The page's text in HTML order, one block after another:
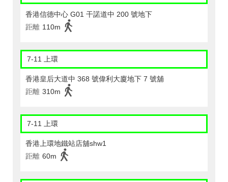
香港信德中心 G01 干諾道中 200 號地下
距離 110m
7-11 上環
香港皇后大道中 368 號偉利大廈地下 7 號舖
距離 310m
7-11 上環
香港上環地鐵站店舖shw1
距離 60m